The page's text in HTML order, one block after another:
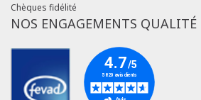
Chèques fidélité
NOS ENGAGEMENTS QUALITÉ